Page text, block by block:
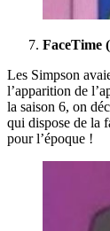
FaceTime
Les Simpson
l’apparition de
la saison 6, on
qui dispose de la
pour l’époque !